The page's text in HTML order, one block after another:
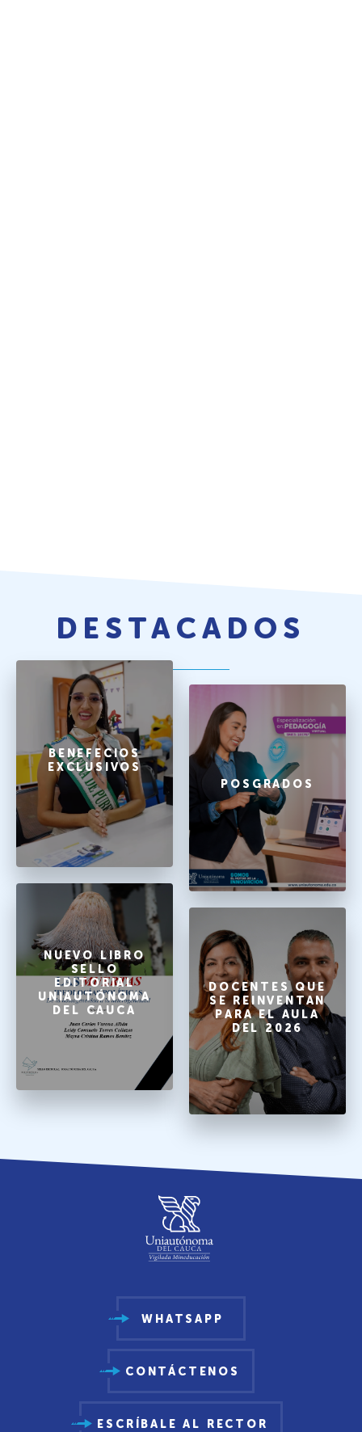
DESTACADOS
BENEFECIOS
EXCLUSIVOS
POSGRADOS
NUEVO LIBRO
SELLO
EDITORIAL
UNIAUTÓNOMA
DEL CAUCA
DOCENTES QUE
SE REINVENTAN
PARA EL AULA
DEL 2026
WHATSAPP
CONTÁCTENOS
ESCRÍBALE AL RECTOR